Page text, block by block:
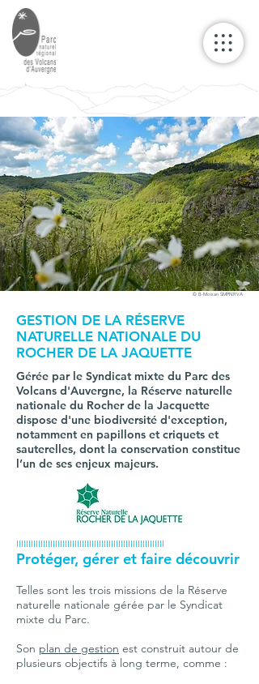
© B-Moisan SMPNRVA
GESTION DE LA RÉSERVE
NATURELLE NATIONALE DU
ROCHER DE LA JAQUETTE
Gérée par le Syndicat mixte du Parc des
Volcans d'Auvergne, la Réserve naturelle
nationale du Rocher de la Jacquette
dispose d'une biodiversité d'exception,
notamment en papillons et criquets et
sauterelles, dont la conservation constitue
l’un de ses enjeux majeurs.
IIIIIIIIIIIIIIIIIIIIIIIIIIIIIIIIIIIIIIIIIIIIIIIIIIIIIIIIIIIII
Protéger, gérer et faire découvrir
Telles sont les trois missions de la Réserve
naturelle nationale gérée par le Syndicat
mixte du Parc.
Son plan de gestion est construit autour de
plusieurs objectifs à long terme, comme :​